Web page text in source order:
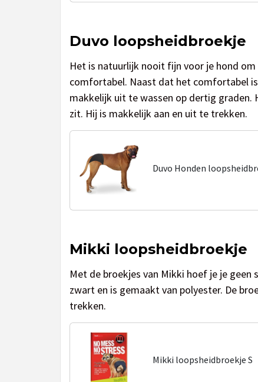
Duvo loopsheidbroekje
Het is natuurlijk nooit fijn voor je hond
comfortabel. Naast dat het comfortabel
makkelijk uit te wassen op dertig graden.
zit. Hij is makkelijk aan en uit te trekken.
Duvo Honden
Mikki loopsheidbroekje
Met de broekjes van Mikki hoef je je geen
zwart en is gemaakt van polyester. De
trekken.
Mikki loopsheidbroekje S